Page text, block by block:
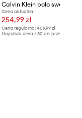
Cena aktualna:
254,99 zł
Cena regularna: 409,99 zł
Najniższa cena z 30 dni przed obniżką: